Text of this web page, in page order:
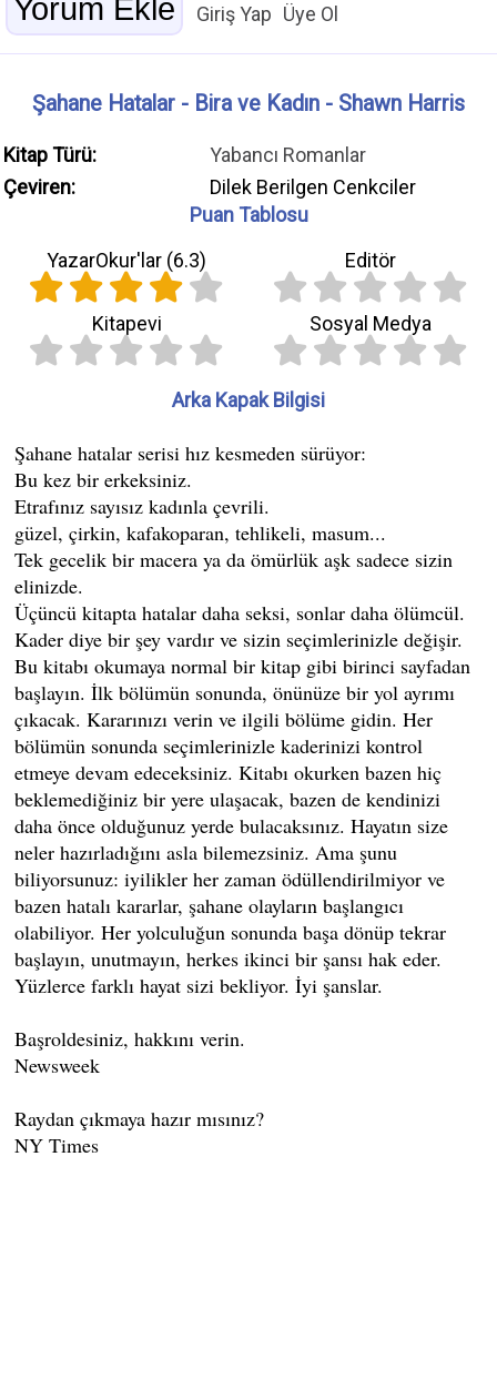
Giriş Yap Üye Ol
Şahane Hatalar - Bira ve Kadın - Shawn Harris
Kitap Türü:
Yabancı Romanlar
Çeviren:
Dilek Berilgen Cenkciler
Puan Tablosu
YazarOkur'lar (6.3) Editör
Kitapevi Sosyal Medya
Arka Kapak Bilgisi